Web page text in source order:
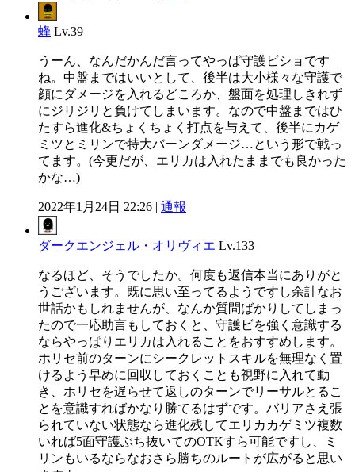
蜂 Lv.39
うーん、なんだかんだ言ってやっぱ守護ビショです
ね。中盤まではいいとして、後半は大小様々な守護で
顔にダメージを入れるどころか、盤面を処理しきれず
にジリジリと負けてしまいます。なので中盤まではひ
たすら進化&ちょくちょく打点を与えて、後半にカゲ
ミツとミリンで特大バーンダメージ…という形で戦っ
てます。(今更だが、エリカは入れたままでも良かった
かな…)
2022年1月24日 22:26 | 通報
ダークエンジェル・オリヴィエ Lv.133
なるほど、そうでしたか。何度も返信本当にありがと
うございます。既に思い至ってるようですし余計なお
世話かもしれませんが、なんか質問ばかりしてしまっ
たので一応助言もしておくと、守護ビを強く意識する
ならやっぱりエリカは入れることをおすすめします。
ホリセ前のターンにシークレットスキルを無理なく置
けるよう早めに回収しておくことも視野に入れて動
き、ホリセを遅らせて返しのターンでリーサルとるこ
とを意識すればかなり勝てるはずです。バリアさえ張
られていない状態なら進化残してエリカカゲミツ複数
いれば5面守護ぶち抜いてのOTKすら可能ですし、ミ
リンもいるならなおさら勝ちのルートが広がると思い